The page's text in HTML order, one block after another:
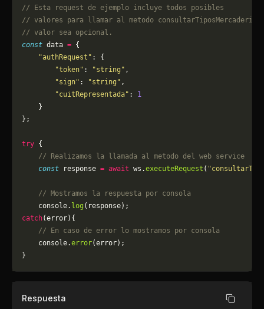
// Esta request de ejemplo incluye todos posibles
// valores para llamar al metodo consultarTiposMercaderia,
// valor sea opcional.
const data = {
    "authRequest"
: {
        "token"
: "string" ,
        "sign"
: "string" ,
        "cuitRepresentada"
: 1
    }
};
try {
    // Realizamos la llamada al metodo del web service
    const
response = await ws.executeRequest (
    // Mostramos la respuesta por consola
    console.
log (response);
catch(error){
    // En caso de error lo mostramos por consola
	console.
error(error);
}
Respuesta Copiar